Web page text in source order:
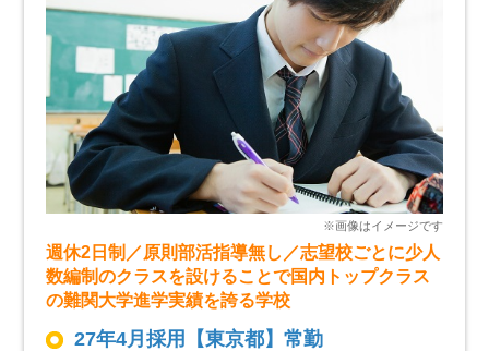
週休2日制／原則部活指導無し／志望校ごとに少人
数編制のクラスを設けることで国内トップクラス
の難関大学進学実績を誇る学校
27年4月採用【東京都】常勤